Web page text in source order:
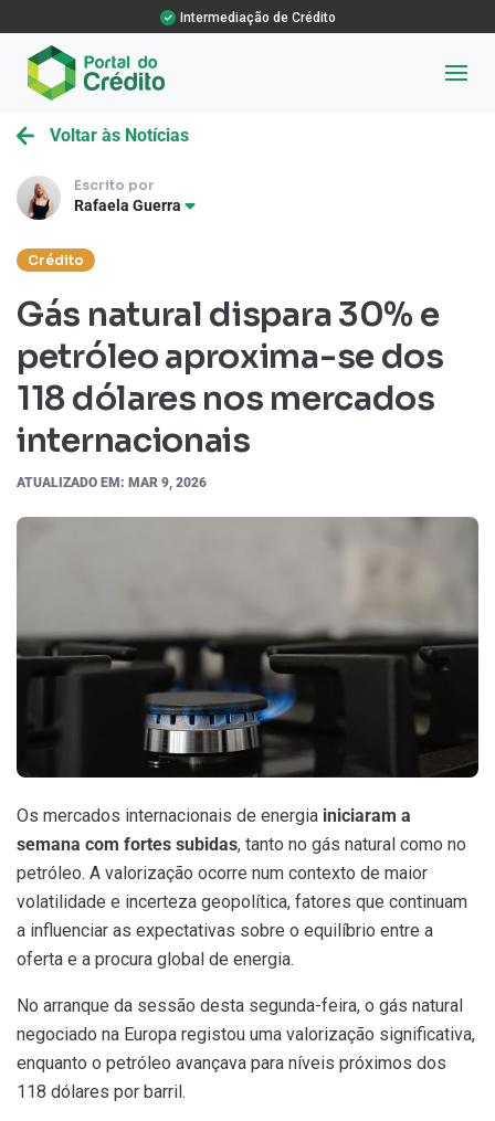
Intermediação de Crédito
Voltar às Notícias
Escrito por
Rafaela Guerra
Crédito
Gás natural dispara 30% e
petróleo aproxima-se dos
118 dólares nos mercados
internacionais
ATUALIZADO EM: MAR 9, 2026
Os mercados internacionais de energia iniciaram a
semana com fortes subidas, tanto no gás natural como no
petróleo. A valorização ocorre num contexto de maior
volatilidade e incerteza geopolítica, fatores que continuam
a influenciar as expectativas sobre o equilíbrio entre a
oferta e a procura global de energia.
No arranque da sessão desta segunda-feira, o gás natural
negociado na Europa registou uma valorização significativa,
enquanto o petróleo avançava para níveis próximos dos
118 dólares por barril.